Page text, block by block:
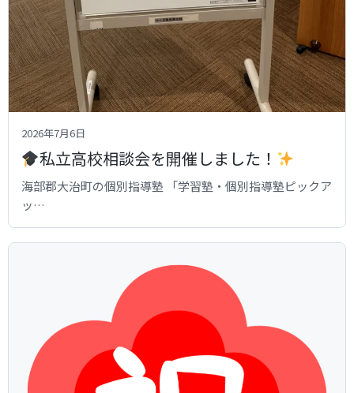
2026年7月6日
私立高校相談会を開催しました！
海部郡大治町の個別指導塾 「学習塾・個別指導塾ピックア
ッ…